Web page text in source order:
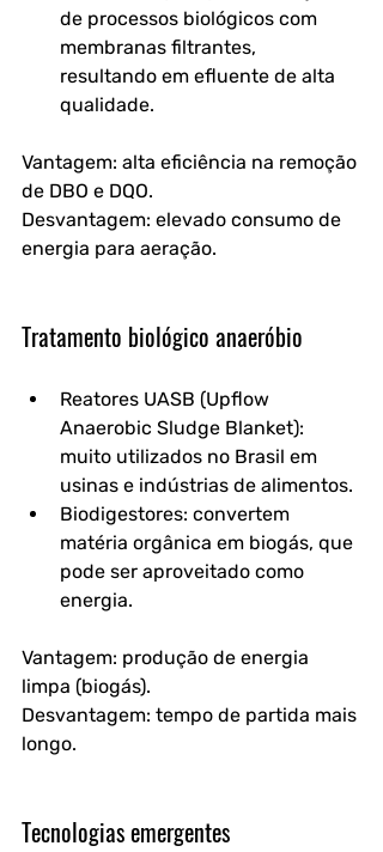
de processos biológicos com
membranas filtrantes,
resultando em efluente de alta
qualidade.
Vantagem: alta eficiência na remoção
de DBO e DQO.
Desvantagem: elevado consumo de
energia para aeração.
Tratamento biológico anaeróbio
Reatores UASB (Upflow
Anaerobic Sludge Blanket):
muito utilizados no Brasil em
usinas e indústrias de alimentos.
Biodigestores: convertem
matéria orgânica em biogás, que
pode ser aproveitado como
energia.
Vantagem: produção de energia
limpa (biogás).
Desvantagem: tempo de partida mais
longo.
Tecnologias emergentes